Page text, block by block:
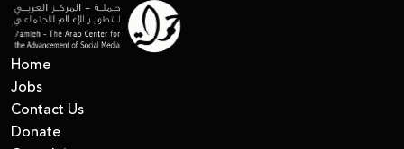
Home
Jobs
Contact Us
Donate